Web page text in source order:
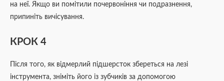
на неї. Якщо ви помітили почервоніння чи подразнення,
припиніть вичісування.
КРОК 4
Після того, як відмерлий підшерсток збереться на лезі
інструмента, зніміть його із зубчиків за допомогою